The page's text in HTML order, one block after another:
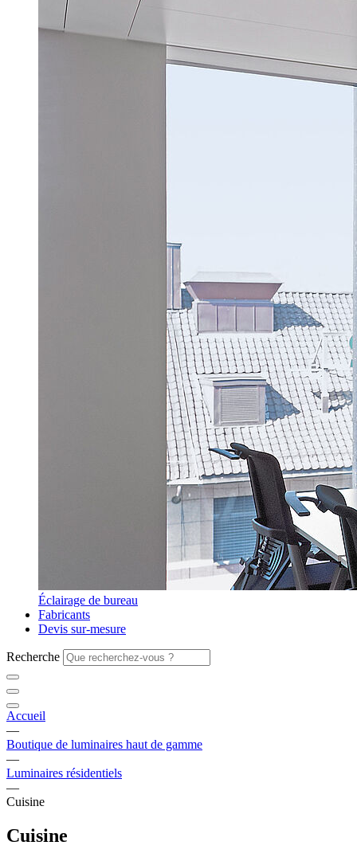
Éclairage de bureau
Fabricants
Devis sur-mesure
Recherche
Accueil
—
Boutique de luminaires haut de gamme
—
Luminaires résidentiels
—
Cuisine
Cuisine